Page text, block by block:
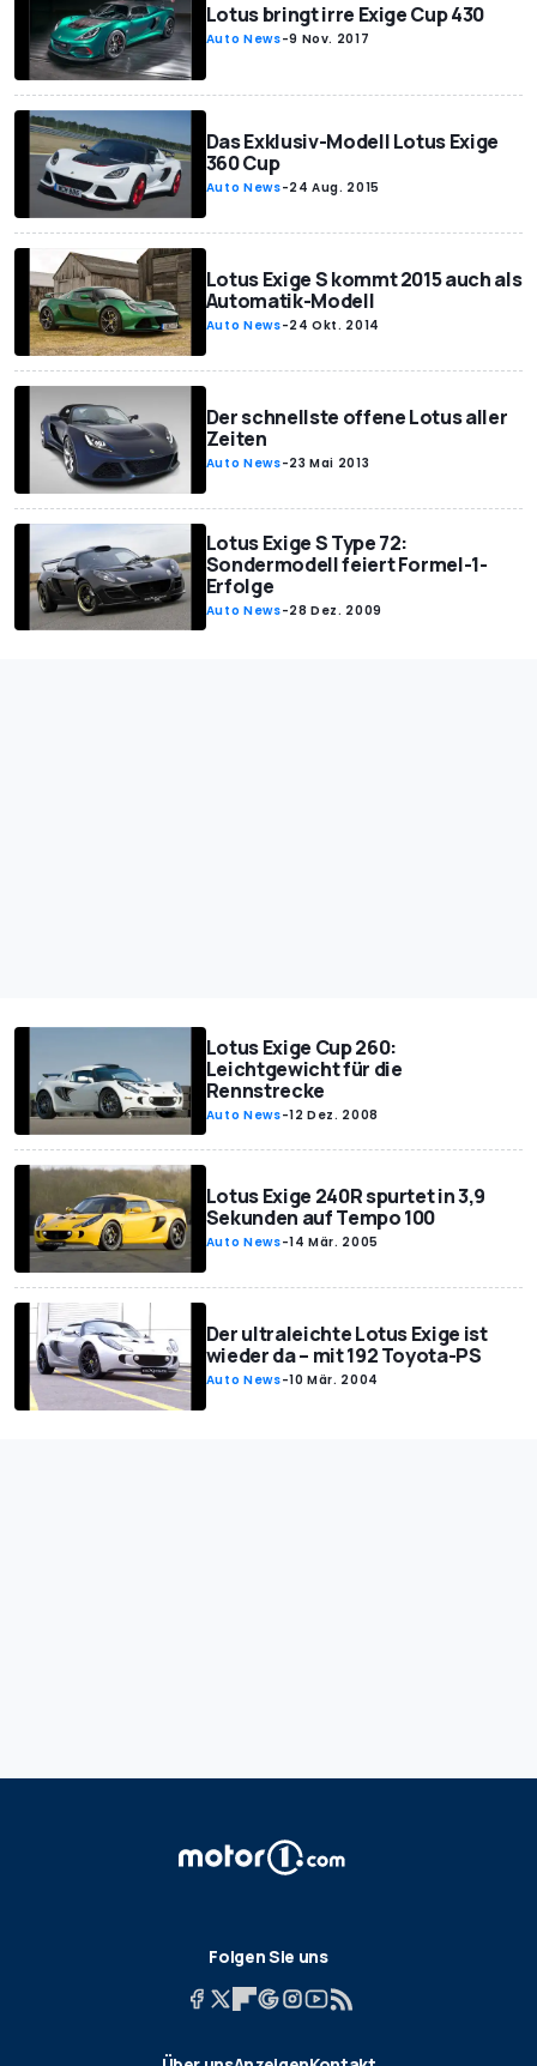
Lotus bringt irre Exige Cup 430
Auto News-9 Nov. 2017
Das Exklusiv-Modell Lotus Exige
360 Cup
Auto News-24 Aug. 2015
Lotus Exige S kommt 2015 auch als
Automatik-Modell
Auto News-24 Okt. 2014
Der schnellste offene Lotus aller
Zeiten
Auto News-23 Mai 2013
Lotus Exige S Type 72:
Sondermodell feiert Formel-1-
Erfolge
Auto News-28 Dez. 2009
Lotus Exige Cup 260:
Leichtgewicht für die
Rennstrecke
Auto News-12 Dez. 2008
Lotus Exige 240R spurtet in 3,9
Sekunden auf Tempo 100
Auto News-14 Mär. 2005
Der ultraleichte Lotus Exige ist
wieder da – mit 192 Toyota-PS
Auto News-10 Mär. 2004
Folgen Sie uns